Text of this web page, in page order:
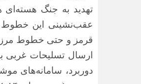
تهدید به جنگ هسته‌ای
عقب‌نشینی این
قرمز و حتی خطوط مرزی
ارسال تسلیحات غربی
دوربرد، سامانه‌های